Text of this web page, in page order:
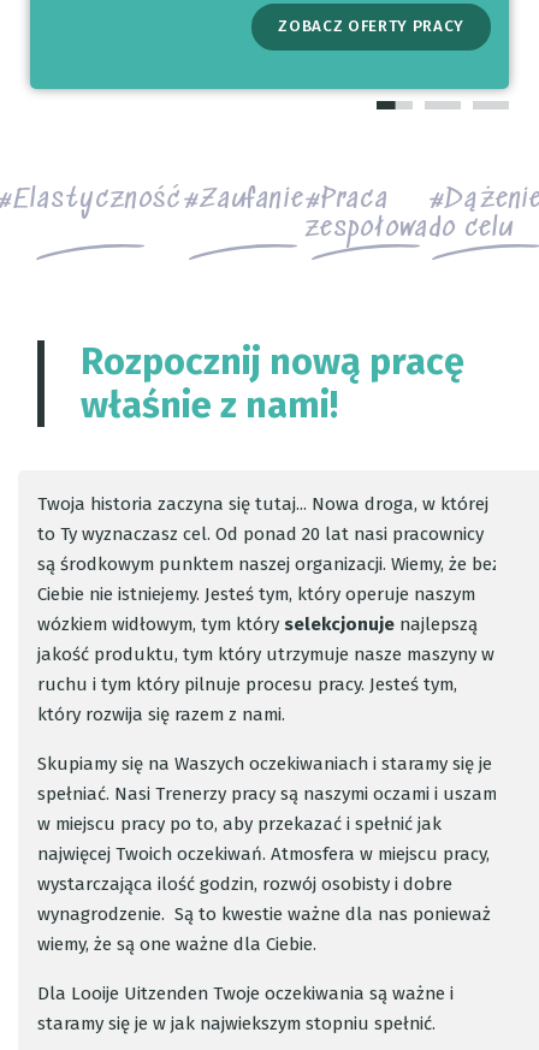
ZOBACZ OFERTY PRACY
ZOBACZ OFERTY PRACY
ZAREJESTRUJ SIĘ BEZPOŚREDNIO
Elastyczność Zaufanie Praca
zespołowado celu
Rozpocznij nową pracę
właśnie z nami!
Twoja historia zaczyna się tutaj... Nowa droga, w której
to Ty wyznaczasz cel. Od ponad 20 lat nasi pracownicy
są środkowym punktem naszej organizacji. Wiemy, że bez
Ciebie nie istniejemy. Jesteś tym, który operuje naszym
wózkiem widłowym, tym który selekcjonuje najlepszą
jakość produktu, tym który utrzymuje nasze maszyny w
ruchu i tym który pilnuje procesu pracy. Jesteś tym,
który rozwija się razem z nami.
Skupiamy się na Waszych oczekiwaniach i staramy się je
spełniać. Nasi Trenerzy pracy są naszymi oczami i uszami
w miejscu pracy po to, aby przekazać i spełnić jak
najwięcej Twoich oczekiwań. Atmosfera w miejscu pracy,
wystarczająca ilość godzin, rozwój osobisty i dobre
wynagrodzenie. Są to kwestie ważne dla nas ponieważ
wiemy, że są one ważne dla Ciebie.
Dla Looije Uitzenden Twoje oczekiwania są ważne i
staramy się je w jak najwiekszym stopniu spełnić.